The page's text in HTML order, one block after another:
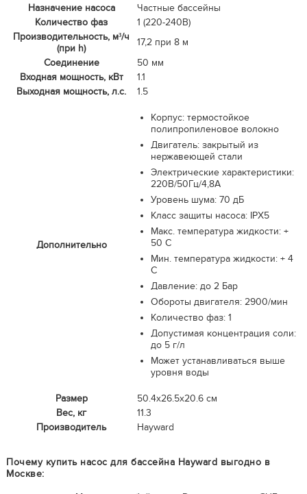
Назначение насоса
Частные бассейны
Количество фаз
1 (220-240В)
Производительность, м³/ч
(при h)
17,2 при 8 м
Соединение
50 мм
Входная мощность, кВт
1.1
Выходная мощность, л.с.
1.5
Дополнительно
Корпус: термостойкое
полипропиленовое волокно
Двигатель: закрытый из
нержавеющей стали
Электрические характеристики:
220В/50Гц/4,8А
Уровень шума: 70 дБ
Класс защиты насоса: IPX5
Макс. температура жидкости: +
50 С
Мин. температура жидкости: + 4
С
Давление: до 2 Бар
Обороты двигателя: 2900/мин
Количество фаз: 1
Допустимая концентрация соли:
до 5 г/л
Может устанавливаться выше
уровня воды
Размер
50.4x26.5x20.6 см
Вес, кг
11.3
Производитель
Hayward
Почему купить насос для бассейна Hayward выгодно в
Москве: